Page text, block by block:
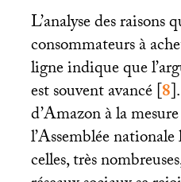
L’analyse des raisons
consommateurs à
ligne indique que
est souvent avancé[8]
d’Amazon à la
l’Assemblée
celles, très